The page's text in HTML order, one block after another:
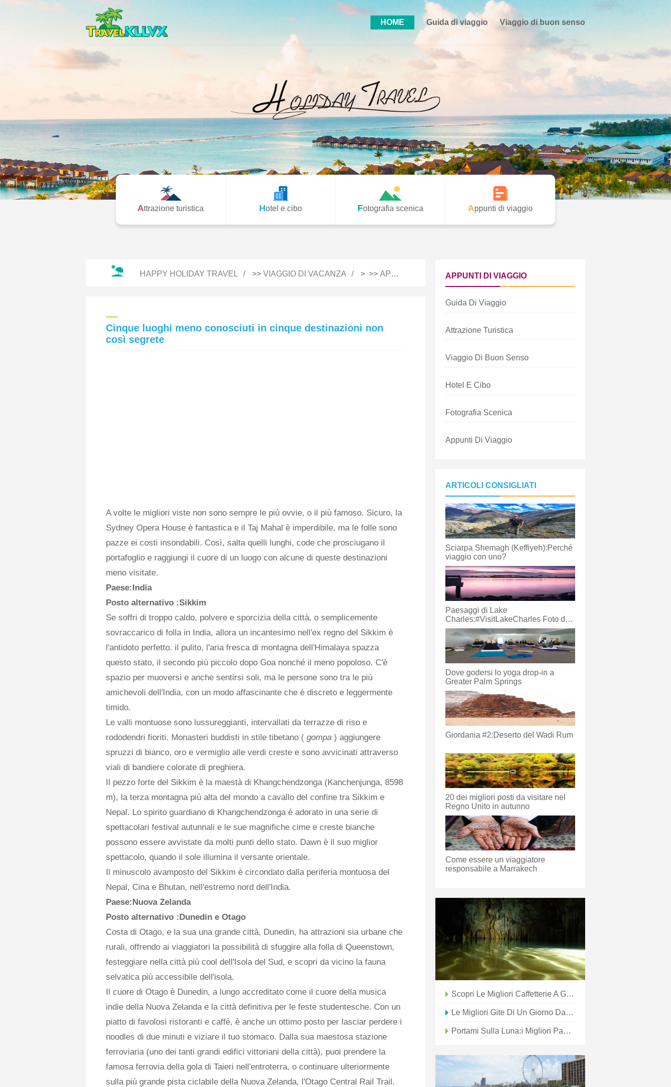
HOME Guida di viaggio Viaggio di buon senso
Attrazione turistica Hotel e cibo Fotografia scenica Appunti di viaggio
HAPPY HOLIDAY TRAVEL >> VIAGGIO DI VACANZA > >> APPUNTI DI VIAGGIO
Cinque luoghi meno conosciuti in cinque destinazioni non
così segrete
A volte le migliori viste non sono sempre le più ovvie, o il più famoso. Sicuro, la
Sydney Opera House è fantastica e il Taj Mahal è imperdibile, ma le folle sono
pazze ei costi insondabili. Così, salta quelli lunghi, code che prosciugano il
portafoglio e raggiungi il cuore di un luogo con alcune di queste destinazioni
meno visitate.
Paese:India
Posto alternativo :Sikkim
Se soffri di troppo caldo, polvere e sporcizia della città, o semplicemente
sovraccarico di folla in India, allora un incantesimo nell'ex regno del Sikkim è
l'antidoto perfetto. il pulito, l'aria fresca di montagna dell'Himalaya spazza
questo stato, il secondo più piccolo dopo Goa nonché il meno popoloso. C'è
spazio per muoversi e anche sentirsi soli, ma le persone sono tra le più
amichevoli dell'India, con un modo affascinante che è discreto e leggermente
timido.
Le valli montuose sono lussureggianti, intervallati da terrazze di riso e
rododendri fioriti. Monasteri buddisti in stile tibetano ( gompa ) aggiungere
spruzzi di bianco, oro e vermiglio alle verdi creste e sono avvicinati attraverso
viali di bandiere colorate di preghiera.
Il pezzo forte del Sikkim è la maestà di Khangchendzonga (Kanchenjunga, 8598
m), la terza montagna più alta del mondo a cavallo del confine tra Sikkim e
Nepal. Lo spirito guardiano di Khangchendzonga è adorato in una serie di
spettacolari festival autunnali e le sue magnifiche cime e creste bianche
possono essere avvistate da molti punti dello stato. Dawn è il suo miglior
spettacolo, quando il sole illumina il versante orientale.
Il minuscolo avamposto del Sikkim è circondato dalla periferia montuosa del
Nepal, Cina e Bhutan, nell'estremo nord dell'India.
Paese:Nuova Zelanda
Posto alternativo :Dunedin e Otago
Costa di Otago, e la sua una grande città, Dunedin, ha attrazioni sia urbane che
rurali, offrendo ai viaggiatori la possibilità di sfuggire alla folla di Queenstown,
festeggiare nella città più cool dell'Isola del Sud, e scopri da vicino la fauna
selvatica più accessibile dell'isola.
Il cuore di Otago è Dunedin, a lungo accreditato come il cuore della musica
indie della Nuova Zelanda e la città definitiva per le feste studentesche. Con un
piatto di favolosi ristoranti e caffè, è anche un ottimo posto per lasciar perdere i
noodles di due minuti e viziare il tuo stomaco. Dalla sua maestosa stazione
ferroviaria (uno dei tanti grandi edifici vittoriani della città), puoi prendere la
famosa ferrovia della gola di Taieri nell'entroterra, o continuare ulteriormente
sulla più grande pista ciclabile della Nuova Zelanda, l'Otago Central Rail Trail.
APPUNTI DI VIAGGIO
Guida Di Viaggio
Attrazione Turistica
Viaggio Di Buon Senso
Hotel E Cibo
Fotografia Scenica
Appunti Di Viaggio
ARTICOLI CONSIGLIATI
Sciarpa Shemagh (Keffiyeh):Perché
viaggio con uno?
Paesaggi di Lake
Charles:#VisitLakeCharles Foto del
mese
Dove godersi lo yoga drop-in a
Greater Palm Springs
Giordania #2:Deserto del Wadi Rum
20 dei migliori posti da visitare nel
Regno Unito in autunno
Come essere un viaggiatore
responsabile a Marrakech
Scopri Le Migliori Caffetterie A Greater Palm Springs
Le Migliori Gite Di Un Giorno Da St. Maarten
Portami Sulla Luna:i Migliori Paesaggi Ultraterreni Del Pianeta Terra